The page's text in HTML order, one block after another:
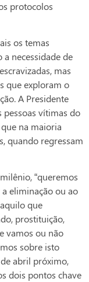
protocolos
os temas
necessidade de
mas
que exploram o
A Presidente
pessoas vítimas do
na maioria
quando regressam
“queremos
eliminação ou ao
que
prostituição,
vamos ou não
sobre isto
abril próximo,
dois pontos chave